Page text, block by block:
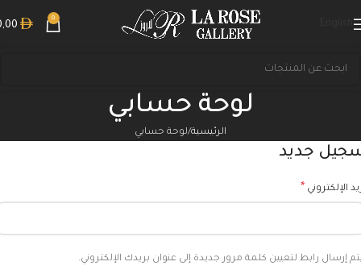
0
لوحة حسابي
الرئيسية لوحة حسابي
جديد
الإلكتروني *
إرسال رابط لتعيين كلمة مرور جديدة إلى عنوان بريدك الإلكتروني.